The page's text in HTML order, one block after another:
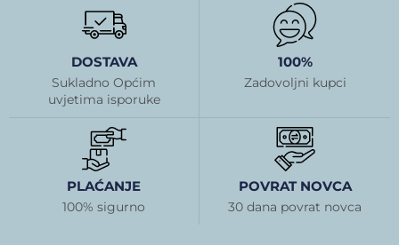
DOSTAVA
Sukladno Općim
uvjetima isporuke
100%
Zadovoljni kupci
PLAĆANJE
100% sigurno
POVRAT NOVCA
30 dana povrat novca